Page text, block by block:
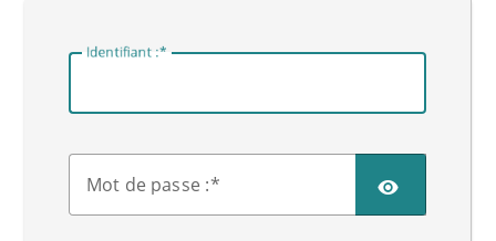
Identifiant :
Mot de passe :